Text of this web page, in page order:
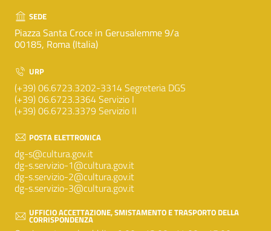
SEDE
Piazza Santa Croce in Gerusalemme 9/a
00185, Roma (Italia)
URP
(+39) 06.6723.3202-3314 Segreteria DGS
(+39) 06.6723.3364 Servizio I
(+39) 06.6723.3379 Servizio II
POSTA ELETTRONICA
dg-s@cultura.gov.it
dg-s.servizio-1@cultura.gov.it
dg-s.servizio-2@cultura.gov.it
dg-s.servizio-3@cultura.gov.it
UFFICIO ACCETTAZIONE, SMISTAMENTO E TRASPORTO DELLA
CORRISPONDENZA